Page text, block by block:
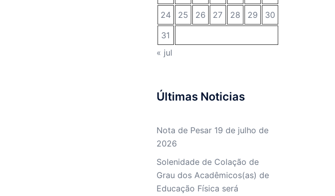
24
25 26 27 28 29
30
31
« jul
Últimas Noticias
Nota de Pesar 19 de julho de
2026
Solenidade de Colação de
Grau dos Acadêmicos(as) de
Educação Física será